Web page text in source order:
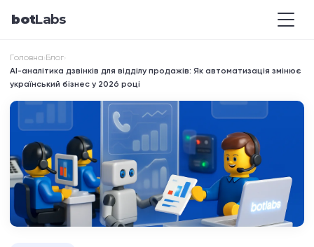
botLabs
Головна›Блог›
AI-аналітика дзвінків для відділу продажів: Як автоматизація змінює
український бізнес у 2026 році